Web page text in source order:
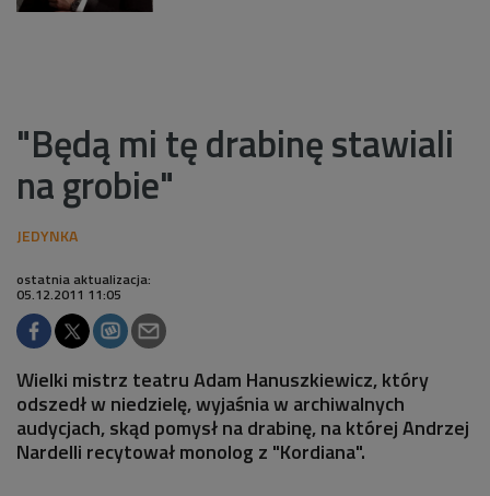
"Będą mi tę drabinę stawiali
na grobie"
ostatnia aktualizacja:
05.12.2011 11:05
Wielki mistrz teatru Adam Hanuszkiewicz, który
odszedł w niedzielę, wyjaśnia w archiwalnych
audycjach, skąd pomysł na drabinę, na której Andrzej
Nardelli recytował monolog z "Kordiana".